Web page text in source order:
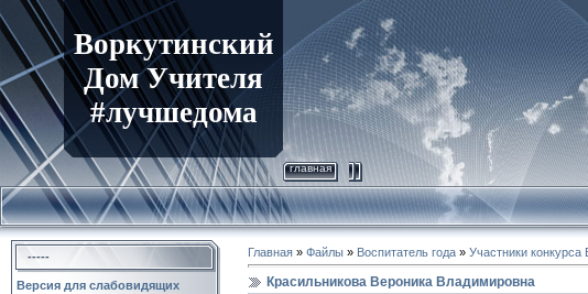
Воркутинский
Дом Учителя
#лучшедома
главная
-----
Версия для слабовидящих
Главная » Файлы » Воспитатель года » Участники конкурса
Красильникова Вероника Владимировна